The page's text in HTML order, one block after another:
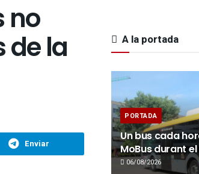
no
de la
Enviar
A la portada
PORTADA
Un bus cada
MoBus durant
06/08/2026